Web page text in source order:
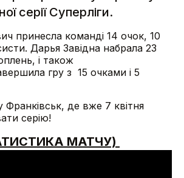
серії Суперліги.
принесла команді 14 очок, 10
Дарья Завідна набрала 23
і також
гру з 15 очками і 5
Франківськ, де вже 7 квітня
серію!
МАТЧУ)